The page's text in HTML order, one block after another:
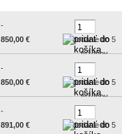
-
850,00 €
dodanie do 5
týždňov
-
850,00 €
dodanie do 5
týždňov
-
891,00 €
dodanie do 5